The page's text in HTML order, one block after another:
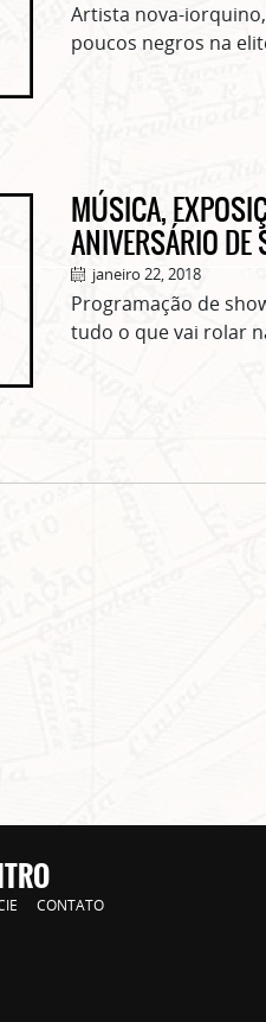
Artista nova-
poucos negros na
MÚSICA,
ANIVERSÁRIO DE
janeiro 22, 2018
Programação de
tudo o que vai rolar
CONTATO